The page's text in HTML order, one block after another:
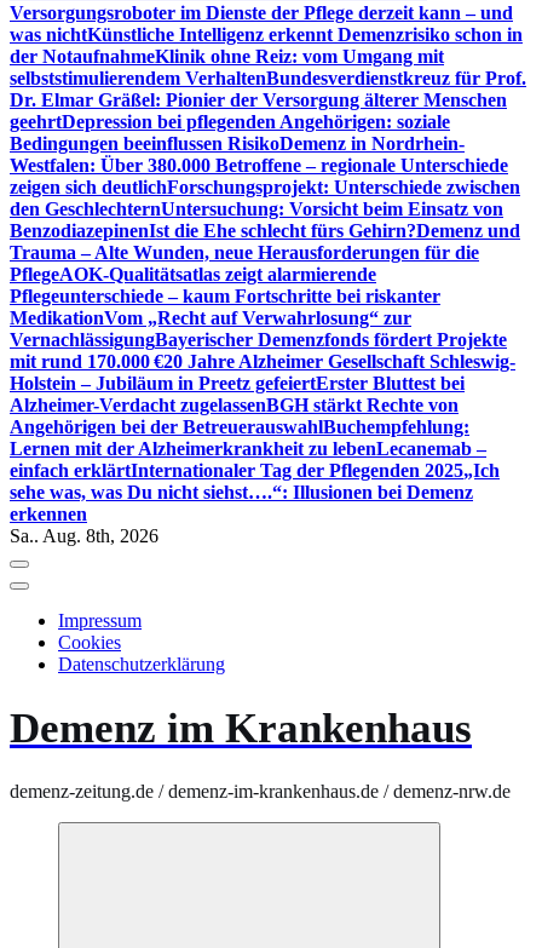
Versorgungsroboter im Dienste der Pflege derzeit kann – und
was nichtKünstliche Intelligenz erkennt Demenzrisiko schon in
der NotaufnahmeKlinik ohne Reiz: vom Umgang mit
selbststimulierendem VerhaltenBundesverdienstkreuz für Prof.
Dr. Elmar Gräßel: Pionier der Versorgung älterer Menschen
geehrtDepression bei pflegenden Angehörigen: soziale
Bedingungen beeinflussen RisikoDemenz in Nordrhein-
Westfalen: Über 380.000 Betroffene – regionale Unterschiede
zeigen sich deutlichForschungsprojekt: Unterschiede zwischen
den GeschlechternUntersuchung: Vorsicht beim Einsatz von
BenzodiazepinenIst die Ehe schlecht fürs Gehirn?Demenz und
Trauma – Alte Wunden, neue Herausforderungen für die
PflegeAOK-Qualitätsatlas zeigt alarmierende
Pflegeunterschiede – kaum Fortschritte bei riskanter
MedikationVom „Recht auf Verwahrlosung“ zur
VernachlässigungBayerischer Demenzfonds fördert Projekte
mit rund 170.000 €20 Jahre Alzheimer Gesellschaft Schleswig-
Holstein – Jubiläum in Preetz gefeiertErster Bluttest bei
Alzheimer-Verdacht zugelassenBGH stärkt Rechte von
Angehörigen bei der BetreuerauswahlBuchempfehlung:
Lernen mit der Alzheimerkrankheit zu lebenLecanemab –
einfach erklärtInternationaler Tag der Pflegenden 2025„Ich
sehe was, was Du nicht siehst….“: Illusionen bei Demenz
erkennen
Sa.. Aug. 8th, 2026
Impressum
Cookies
Datenschutzerklärung
Demenz im Krankenhaus
demenz-zeitung.de / demenz-im-krankenhaus.de / demenz-nrw.de